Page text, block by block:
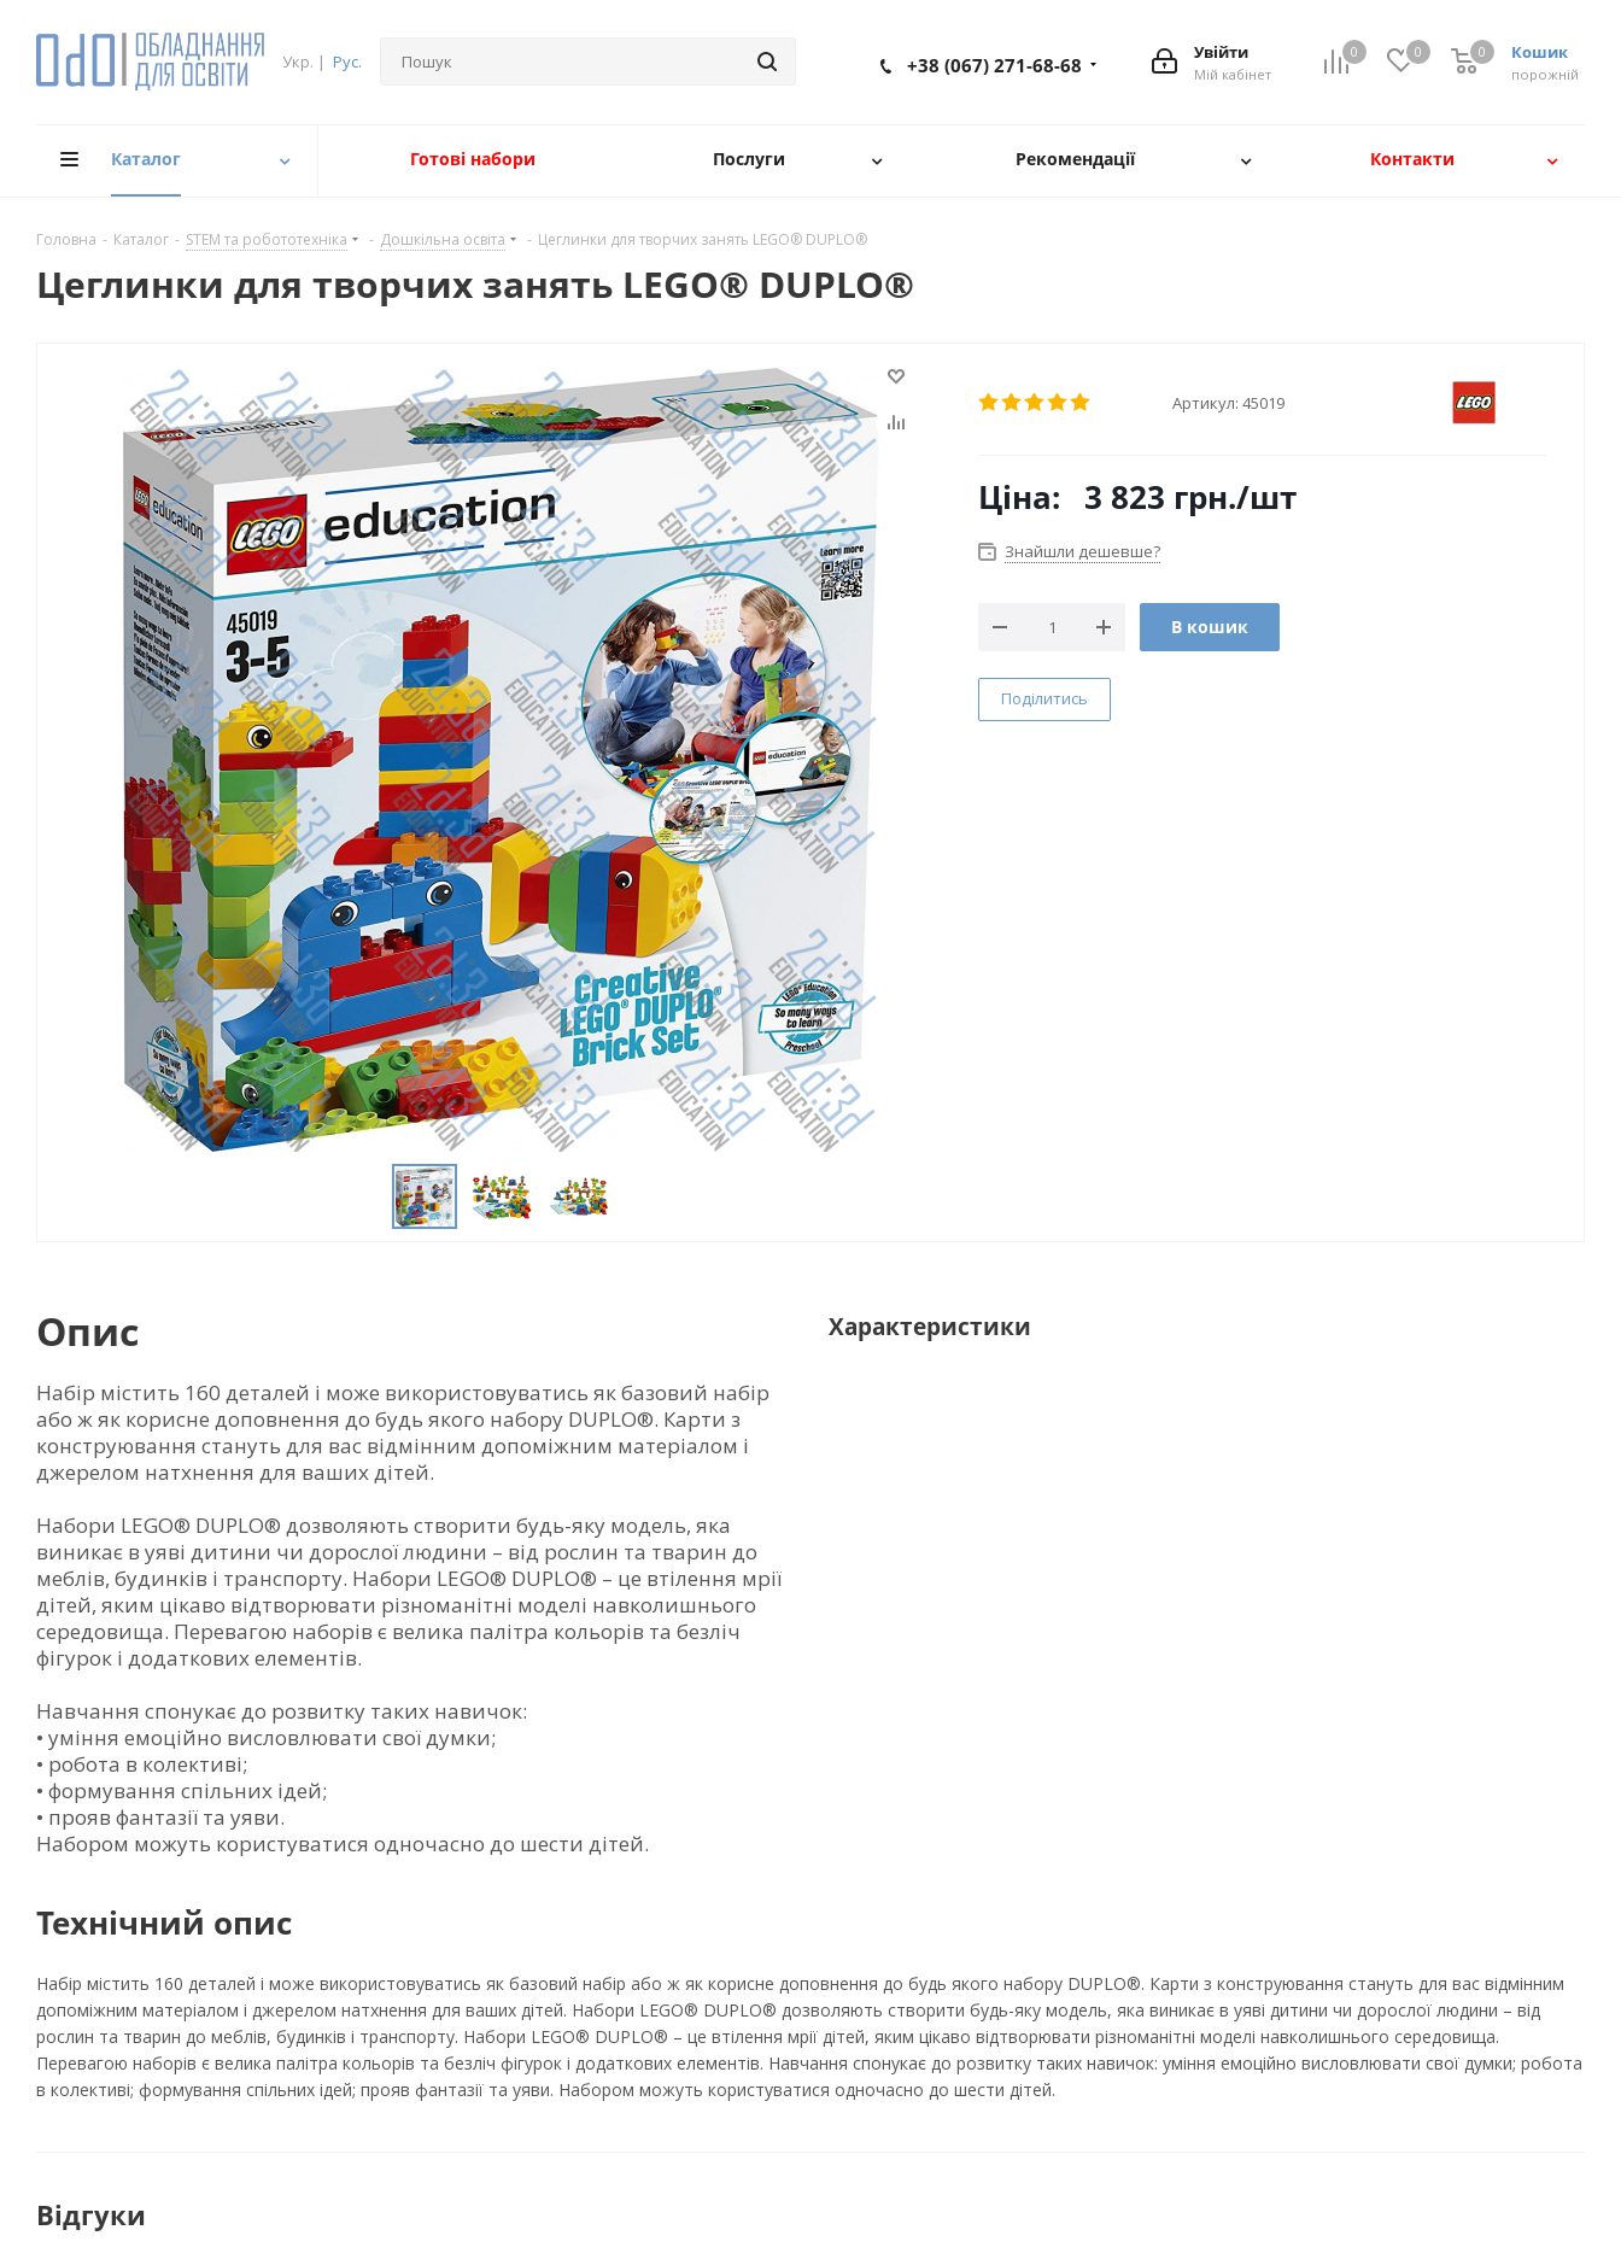
Укр. | Рус. 0 0 Кошик
порожній
0
Увійти
Мій кабінет
+38 (067) 271-68-68
Каталог Готові набори Послуги Рекомендації Контакти
Головна - Каталог - STEM та робототехніка - Дошкільна освіта - Цеглинки для творчих занять LEGO® DUPLO®
Цеглинки для творчих занять LEGO® DUPLO®
Артикул: 45019
Ціна: 3 823 грн./шт
Знайшли дешевше?
В кошик
Поділитись
Опис
Набір містить 160 деталей і може використовуватись як базовий набір
або ж як корисне доповнення до будь якого набору DUPLO®. Карти з
конструювання стануть для вас відмінним допоміжним матеріалом і
джерелом натхнення для ваших дітей.
Набори LEGO® DUPLO® дозволяють створити будь-яку модель, яка
виникає в уяві дитини чи дорослої людини – від рослин та тварин до
меблів, будинків і транспорту. Набори LEGO® DUPLO® – це втілення мрії
дітей, яким цікаво відтворювати різноманітні моделі навколишнього
середовища. Перевагою наборів є велика палітра кольорів та безліч
фігурок і додаткових елементів.
Навчання спонукає до розвитку таких навичок:
• уміння емоційно висловлювати свої думки;
• робота в колективі;
• формування спільних ідей;
• прояв фантазії та уяви.
Набором можуть користуватися одночасно до шести дітей.
Характеристики
Технічний опис
Набір містить 160 деталей і може використовуватись як базовий набір або ж як корисне доповнення до будь якого набору DUPLO®. Карти з конструювання стануть для вас відмінним
допоміжним матеріалом і джерелом натхнення для ваших дітей. Набори LEGO® DUPLO® дозволяють створити будь-яку модель, яка виникає в уяві дитини чи дорослої людини – від
рослин та тварин до меблів, будинків і транспорту. Набори LEGO® DUPLO® – це втілення мрії дітей, яким цікаво відтворювати різноманітні моделі навколишнього середовища.
Перевагою наборів є велика палітра кольорів та безліч фігурок і додаткових елементів. Навчання спонукає до розвитку таких навичок: уміння емоційно висловлювати свої думки; робота
в колективі; формування спільних ідей; прояв фантазії та уяви. Набором можуть користуватися одночасно до шести дітей.
Відгуки